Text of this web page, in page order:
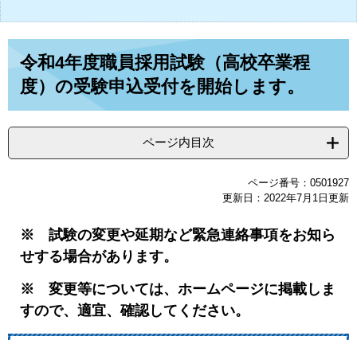
文
へ
令和4年度職員採用試験（高校卒業程
度）の受験申込受付を開始します。
ページ内目次
ページ番号：0501927
更新日：2022年7月1日更新
※ 試験の変更や延期など緊急連絡事項をお知ら
せする場合があります。
※ 変更等については、ホームページに掲載しま
すので、適宜、確認してください。